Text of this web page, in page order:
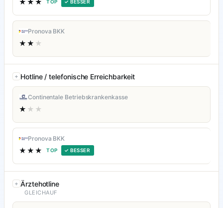
★★★ TOP ✓ BESSER
Pronova BKK
★★ ★
Hotline / telefonische Erreichbarkeit
Continentale Betriebskrankenkasse
★ ★★
Pronova BKK
★★★ TOP ✓ BESSER
Ärztehotline
GLEICHAUF